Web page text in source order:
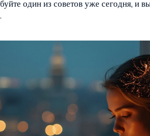
один из советов уже сегодня, и